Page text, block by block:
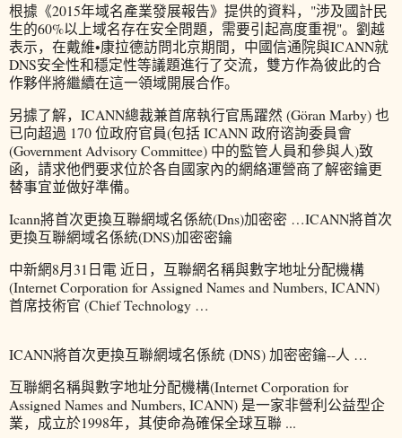
根據《2015年域名產業發展報告》提供的資料，"涉及國計民
生的60%以上域名存在安全問題，需要引起高度重視"。劉越
表示，在戴維•康拉德訪問北京期間，中國信通院與ICANN就
DNS安全性和穩定性等議題進行了交流，雙方作為彼此的合
作夥伴將繼續在這一領域開展合作。
另據了解，ICANN總裁兼首席執行官馬躍然 (Göran Marby) 也
已向超過 170 位政府官員(包括 ICANN 政府谘詢委員會
(Government Advisory Committee) 中的監管人員和參與人)致
函，請求他們要求位於各自國家內的網絡運營商了解密鑰更
替事宜並做好準備。
Icann將首次更換互聯網域名係統(Dns)加密密 …ICANN將首次
更換互聯網域名係統(DNS)加密密鑰
中新網8月31日電 近日，互聯網名稱與數字地址分配機構
(Internet Corporation for Assigned Names and Numbers, ICANN)
首席技術官 (Chief Technology …
ICANN將首次更換互聯網域名係統 (DNS) 加密密鑰--人 …
互聯網名稱與數字地址分配機構(Internet Corporation for
Assigned Names and Numbers, ICANN) 是一家非營利公益型企
業，成立於1998年，其使命為確保全球互聯 ...